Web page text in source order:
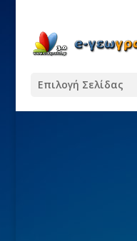
Επιλογή Σελίδας